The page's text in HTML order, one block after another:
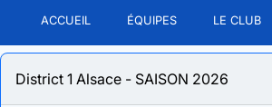
ACCUEIL ÉQUIPES LE CLUB
District 1 Alsace - SAISON 2026